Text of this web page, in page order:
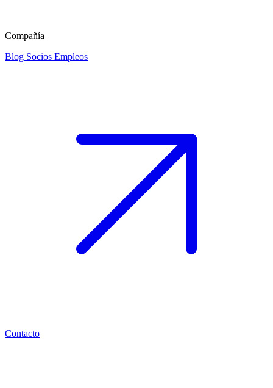
Compañía
Blog Socios Empleos
Contacto